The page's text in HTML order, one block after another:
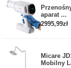
aparat ...
2995,99zł
Micare
Mobilny